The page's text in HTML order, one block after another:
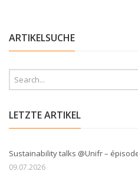
ARTIKELSUCHE
LETZTE ARTIKEL
Sustainability talks @Unifr –
09.07.2026